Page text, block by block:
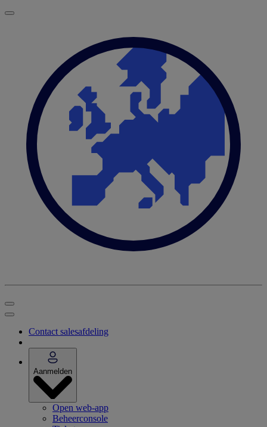
Contact salesafdeling
Aanmelden
Open web-app
Beheerconsole